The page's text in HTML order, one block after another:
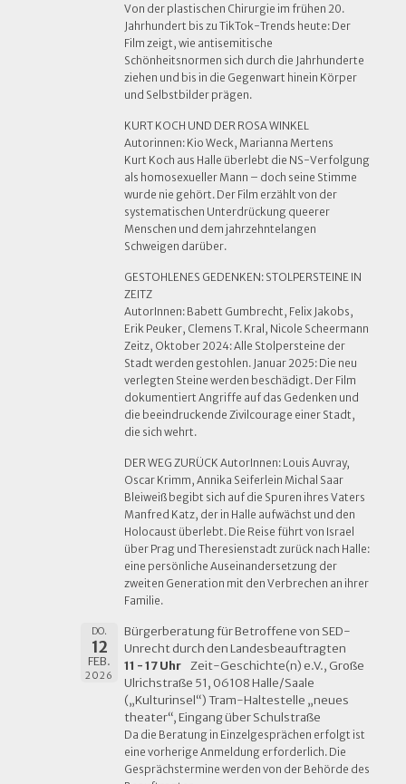
Von der plastischen Chirurgie im frühen 20.
Jahrhundert bis zu TikTok-Trends heute: Der
Film zeigt, wie antisemitische
Schönheitsnormen sich durch die Jahrhunderte
ziehen und bis in die Gegenwart hinein Körper
und Selbstbilder prägen.
KURT KOCH UND DER ROSA WINKEL
Autorinnen: Kio Weck, Marianna Mertens
Kurt Koch aus Halle überlebt die NS-Verfolgung
als homosexueller Mann – doch seine Stimme
wurde nie gehört. Der Film erzählt von der
systematischen Unterdrückung queerer
Menschen und dem jahrzehntelangen
Schweigen darüber.
GESTOHLENES GEDENKEN: STOLPERSTEINE IN
ZEITZ
AutorInnen: Babett Gumbrecht, Felix Jakobs,
Erik Peuker, Clemens T. Kral, Nicole Scheermann
Zeitz, Oktober 2024: Alle Stolpersteine der
Stadt werden gestohlen. Januar 2025: Die neu
verlegten Steine werden beschädigt. Der Film
dokumentiert Angriffe auf das Gedenken und
die beeindruckende Zivilcourage einer Stadt,
die sich wehrt.
DER WEG ZURÜCK AutorInnen: Louis Auvray,
Oscar Krimm, Annika Seiferlein Michal Saar
Bleiweiß begibt sich auf die Spuren ihres Vaters
Manfred Katz, der in Halle aufwächst und den
Holocaust überlebt. Die Reise führt von Israel
über Prag und Theresienstadt zurück nach Halle:
eine persönliche Auseinandersetzung der
zweiten Generation mit den Verbrechen an ihrer
Familie.
DO.
12
FEB.
2026
Bürgerberatung für Betroffene von SED-
Unrecht durch den Landesbeauftragten
11 - 17 Uhr
Zeit-Geschichte(n) e.V., Große
Ulrichstraße 51, 06108 Halle/Saale
(„Kulturinsel“) Tram-Haltestelle „neues
theater“, Eingang über Schulstraße
Da die Beratung in Einzelgesprächen erfolgt ist
eine vorherige Anmeldung erforderlich. Die
Gesprächstermine werden von der Behörde des